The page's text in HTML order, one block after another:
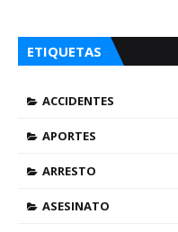
ETIQUETAS
ACCIDENTES
APORTES
ARRESTO
ASESINATO